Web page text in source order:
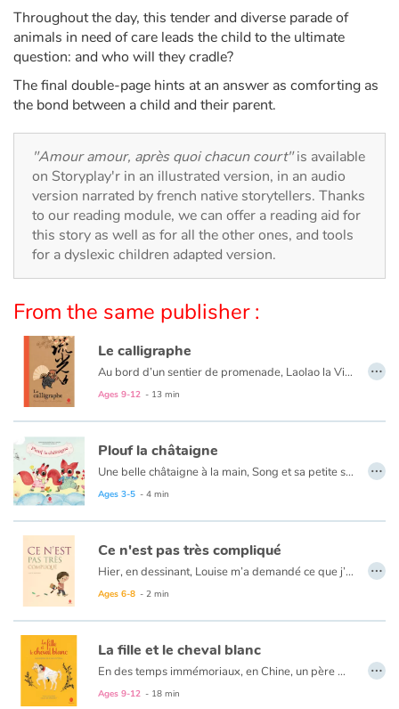
Arts, space, activities
Documentaries
Daily life and hobbies
At school
Festivals and events
Social issues
Emotions and feelings
Formats and illustrations
Catalogue anglais
Contraste +
Help
Home
Family
Throughout the day, this tender and diverse parade of
animals in need of care leads the child to the ultimate
question: and who will they cradle?
The final double-page hints at an answer as comforting as
the bond between a child and their parent.
"Amour amour, après quoi chacun court"is available
on Storyplay'r in an illustrated version, in an audio
version narrated by french native storytellers. Thanks
to our reading module, we can offer a reading aid for
this story as well as for all the other ones, and tools
for a dyslexic children adapted version.
From the same publisher :
Le calligraphe
Au bord d’un sentier de promenade, Laolao la Vieille est soucieuse. En cette fraiche saison, personne pour acheter ses éventails. Où trouvera-t-elle l’argent pour nourrir son petit fils ? Passant par là, le célèbre calligraphe Wang est attendri mais il a son idée pour aider Laolao. Il embellira les éventails de sa belle écriture et il fera des miracles ! Cette histoire de don et de générosité est inspirée de la vie du plus célèbre calligraphe chinois, WANG Xizhi (IVe siècle).
Ages 9-12 - 13 min
…
Plouf la châtaigne
Une belle châtaigne à la main, Song et sa petite sœur Shu s’en vont l’offrir à grand-père qui vit au moulin. Mais l'aigle joue les trouble-fête et plouf ! La châtaigne tombe dans le ruisseau…
Ages 3-5 - 4 min
…
Ce n'est pas très compliqué
Hier, en dessinant, Louise m’a demandé ce que j’avais dans la tête. Je n’ai pas su quoi répondre. Alors, j’ai voulu voir. Ce n’est pas très compliqué…
Ages 6-8 - 2 min
…
La fille et le cheval blanc
En des temps immémoriaux, en Chine, un père mobilisé à la guerre quitte sa maison, laissant seule sa fille à qui il offre un poulain blanc. Plus tard, la fille, imprudente, promet à son cheval de l’épouser s’il lui ramène ce père absent. S’étant exécuté, l’animal se montre impatient tandis que la fille feint d’ignorer la promesse. C’est alors que le père découvre le serment insensé… De sa réaction, découlera le destin de la fille, de son cheval blanc et l’apparition du premier fil de soie.
Ages 9-12 - 18 min
…